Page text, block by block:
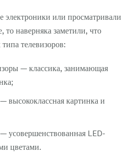
электроники или просматривали
то наверняка заметили, что
телевизоров:
— классика, занимающая
высококлассная картинка и
усовершенствованная LED-
цветами.